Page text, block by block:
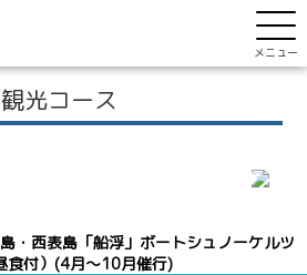
メニュー
観光コース
・西表島「船浮」ボートシュノーケルツ
食付）(4月～10月催行)